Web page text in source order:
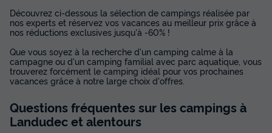
Découvrez ci-dessous la sélection de campings réalisée par
nos experts et réservez vos vacances au meilleur prix grâce à
nos réductions exclusives jusqu'à -60% !
Que vous soyez à la recherche d'un camping calme à la
campagne ou d'un camping familial avec parc aquatique, vous
trouverez forcément le camping idéal pour vos prochaines
vacances grâce à notre large choix d'offres.
Questions fréquentes sur les campings à
Landudecet alentours